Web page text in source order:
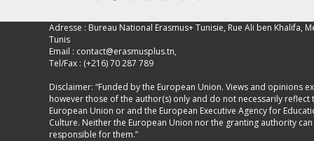
Adresse : Bureau National Erasmus+ Tunisie, Rue Ali ben Khalifa,
Tunis
Email : contact@erasmusplus.tn,
Tel/Fax : (+216) 70 287 789
Disclaimer: “Funded by the European Union. Views and opinions
however those of the author(s) only and do not necessarily reflect
European Union or and the European Executive Agency for
Culture. Neither the European Union nor the granting authority
responsible for them.”